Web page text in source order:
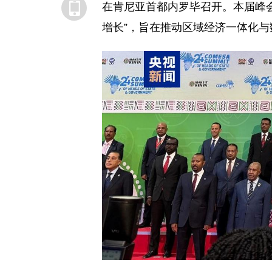
在肯尼亚首都内罗毕召开。本届峰
增长”，旨在推动区域经济一体化